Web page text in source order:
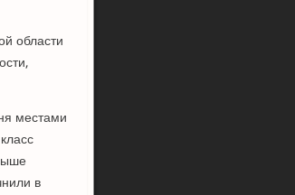
области
местами
в